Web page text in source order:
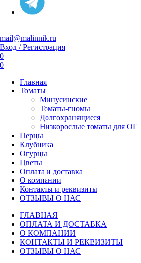
mail@malinnik.ru
Вход / Регистрация
0
0
Главная
Томаты
Минусинские
Томаты-гномы
Долгохранящиеся
Низкорослые томаты для ОГ
Перцы
Клубника
Огурцы
Цветы
Оплата и доставка
О компании
Контакты и реквизиты
ОТЗЫВЫ О НАС
ГЛАВНАЯ
ОПЛАТА И ДОСТАВКА
О КОМПАНИИ
КОНТАКТЫ И РЕКВИЗИТЫ
ОТЗЫВЫ О НАС